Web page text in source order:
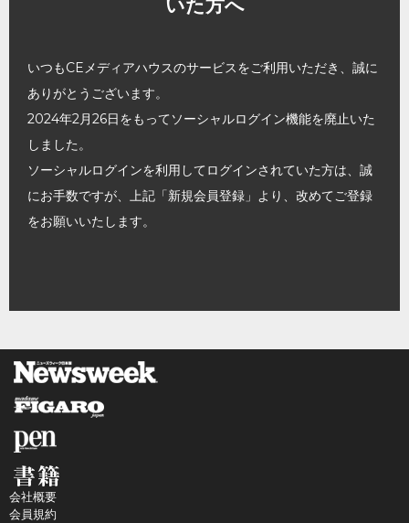
いた方へ
いつもCEメディアハウスのサービスをご利用いただき、誠に
ありがとうございます。
2024年2月26日をもってソーシャルログイン機能を廃止いた
しました。
ソーシャルログインを利用してログインされていた方は、誠
にお手数ですが、上記「新規会員登録」より、改めてご登録
をお願いいたします。
会社概要
会員規約